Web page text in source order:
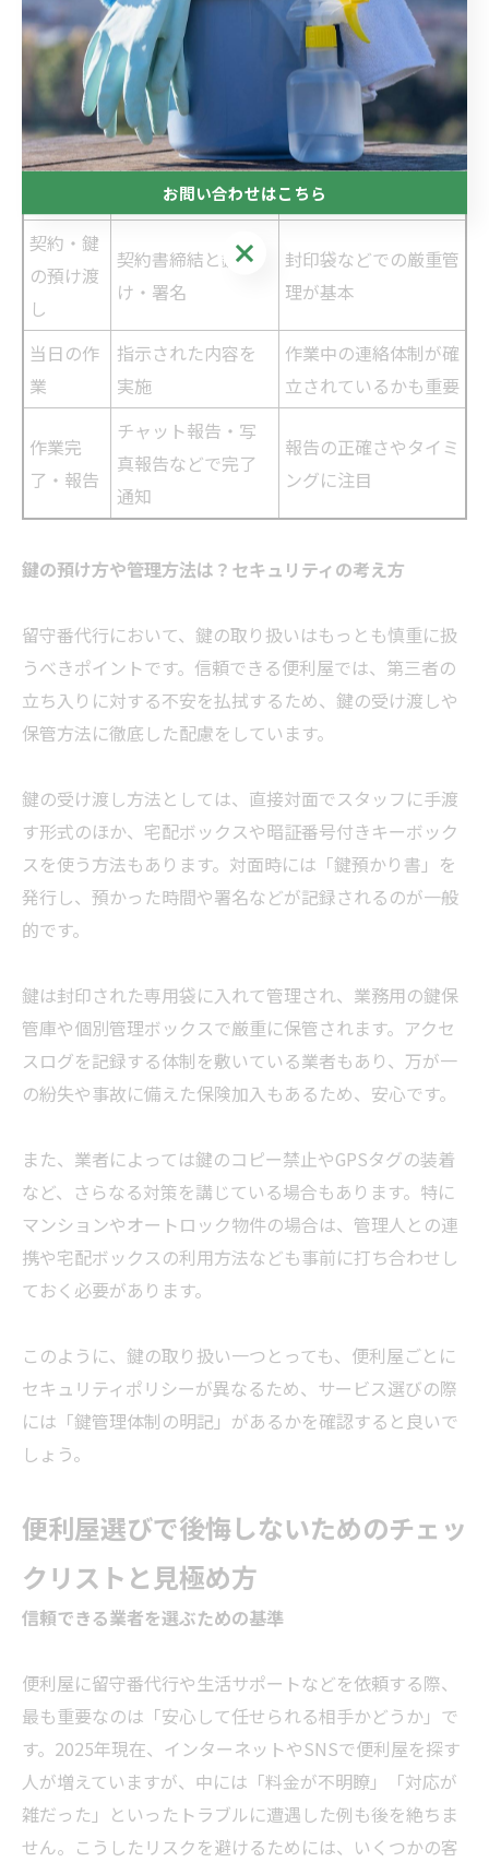
ステップ 内容
備考
問い合わ
電話、メール、
LINE等で相談
希望日程・内容を明確
に伝える
見積もり
作業内容に応じた
料金提示
納得いくまで確認して
OK
契約・鍵
の預け渡
し
契約書締結と鍵預
け・署名
封印袋などでの厳重管
理が基本
当日の作
業
指示された内容を
実施
作業中の連絡体制が確
立されているかも重要
作業完
了・報告
チャット報告・写
真報告などで完了
通知
報告の正確さやタイミ
ングに注目
鍵の預け方や管理方法は？セキュリティの考え方
留守番代行において、鍵の取り扱いはもっとも慎重に扱
うべきポイントです。信頼できる便利屋では、第三者の
立ち入りに対する不安を払拭するため、鍵の受け渡しや
保管方法に徹底した配慮をしています。
鍵の受け渡し方法としては、直接対面でスタッフに手渡
す形式のほか、宅配ボックスや暗証番号付きキーボック
スを使う方法もあります。対面時には「鍵預かり書」を
発行し、預かった時間や署名などが記録されるのが一般
的です。
鍵は封印された専用袋に入れて管理され、業務用の鍵保
管庫や個別管理ボックスで厳重に保管されます。アクセ
スログを記録する体制を敷いている業者もあり、万が一
の紛失や事故に備えた保険加入もあるため、安心です。
また、 業者によっては鍵のコピー禁止やGPSタグの装着
など、さらなる対策を講じている場合もあります。特に
マンションやオートロック物件の場合は、管理人との連
携や宅配ボックスの利用方法なども事前に打ち合わせし
ておく必要があります。
このように、鍵の取り扱い一つとっても、便利屋ごとに
セキュリティポリシーが異なるため、サービス選びの際
には「鍵管理体制の明記」があるかを確認すると良いで
しょう。
便利屋選びで後悔しないためのチェッ
クリストと見極め方
信頼できる業者を選ぶための基準
便利屋に留守番代行や生活サポートなどを依頼する際、
最も重要なのは「安心して任せられる相手かどうか」で
す。2025年現在、インターネットやSNSで便利屋を探す
人が増えていますが、中には「料金が不明瞭」「対応が
雑だった」といったトラブルに遭遇した例も後を絶ちま
せん。こうしたリスクを避けるためには、いくつかの客
お問い合わせはこちら
お問い合わせはこちら